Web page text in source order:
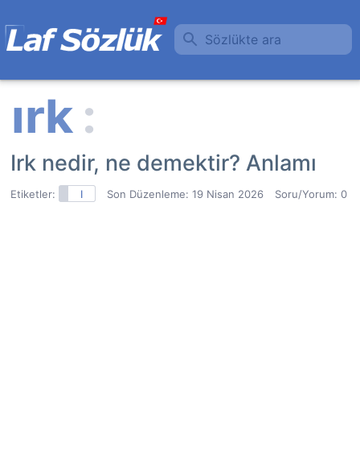
Sözlükte ara
Irk nedir, ne demektir? Anlamı
Etiketler: I Son Düzenleme: 19 Nisan 2026 Soru/Yorum: 0